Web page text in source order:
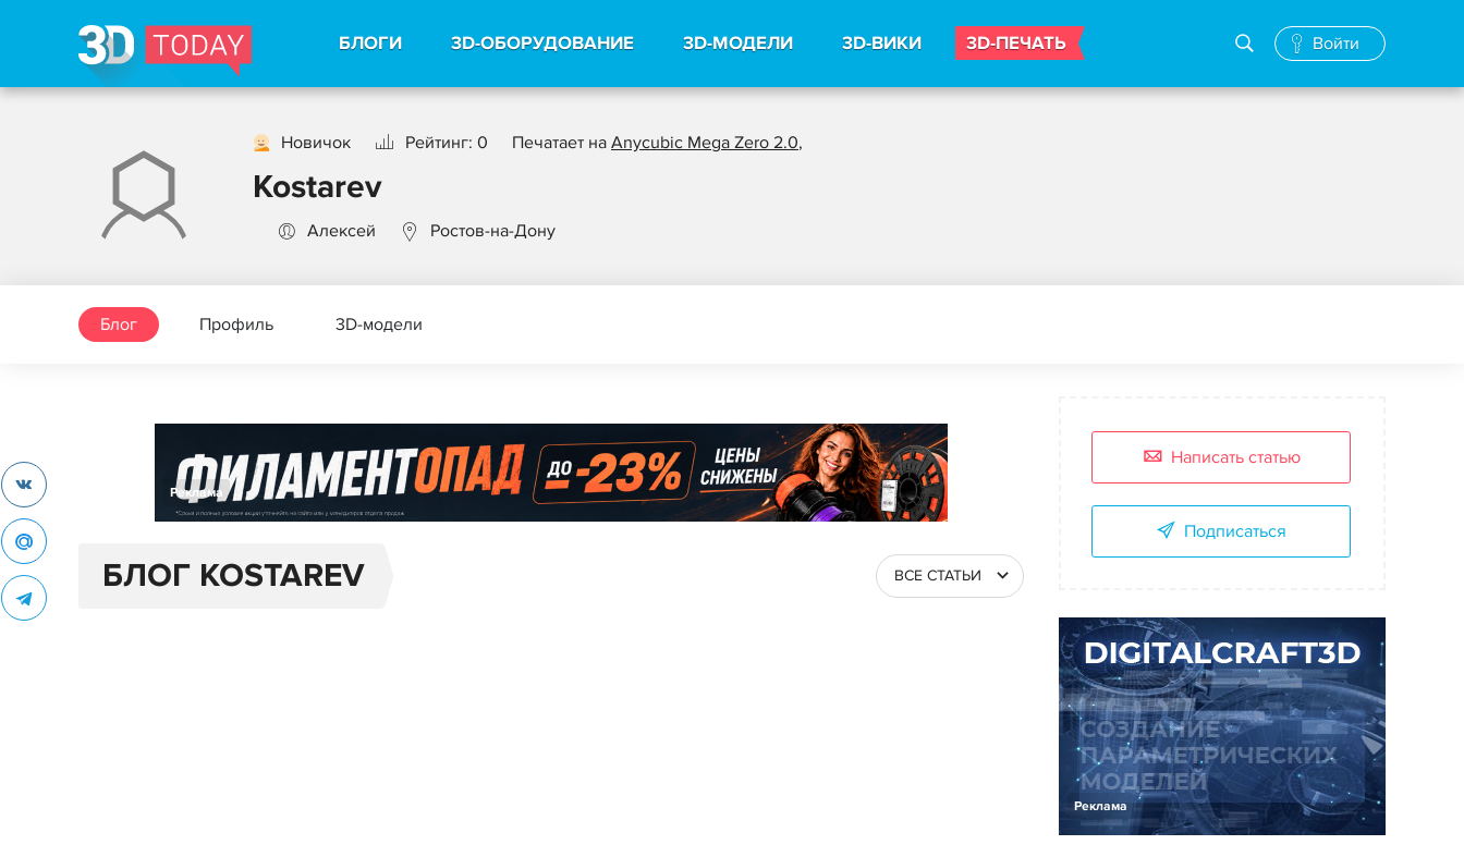
БЛОГИ 3D-ОБОРУДОВАНИЕ 3D-МОДЕЛИ 3D-ВИКИ 3D-ПЕЧАТЬ Войти
Новичок Рейтинг: 0 Печатает на Anycubic Mega Zero 2.0,
Kostarev
Алексей Ростов-на-Дону
Блог Профиль 3D-модели
Реклама
БЛОГ KOSTAREV ВСЕ СТАТЬИ
Написать статью
Подписаться
Реклама